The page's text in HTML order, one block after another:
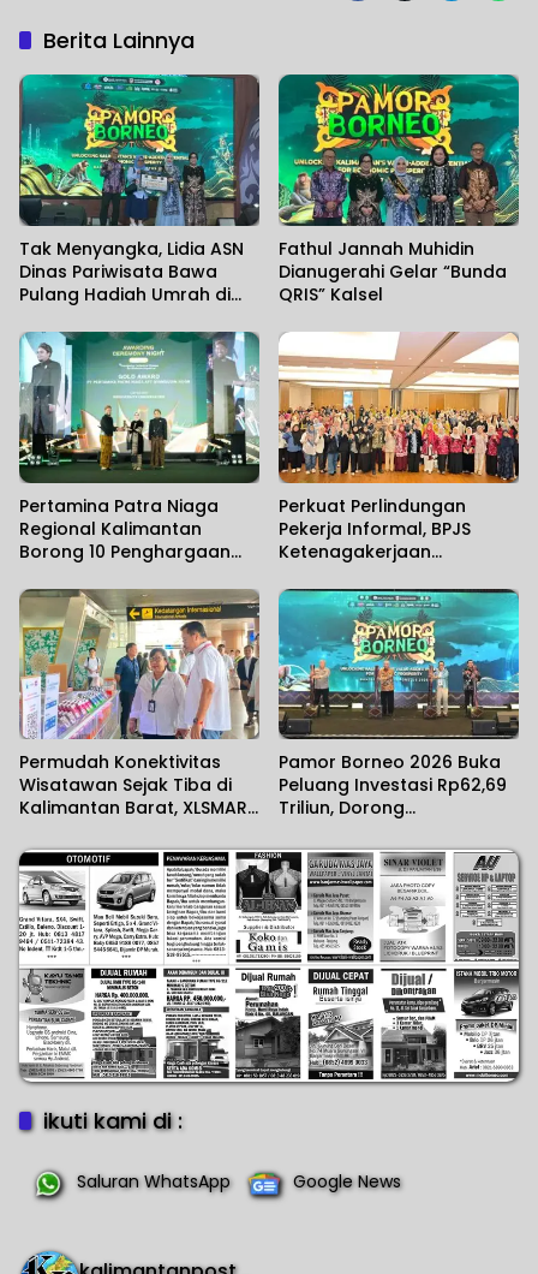
Berita Lainnya
Tak Menyangka, Lidia ASN
Dinas Pariwisata Bawa
Pulang Hadiah Umrah di
2026
Fathul Jannah Muhidin
Dianugerahi Gelar “Bunda
QRIS” Kalsel
Pertamina Patra Niaga
Regional Kalimantan
Borong 10 Penghargaan
Perkuat Perlindungan
Pekerja Informal, BPJS
Ketenagakerjaan
Sosialisasi Bersama
Anggota Komisi IX DPR RI
Permudah Konektivitas
Wisatawan Sejak Tiba di
Kalimantan Barat, XLSMART
SIM Card di Bandara
Supadio
Pamor Borneo 2026 Buka
Peluang Investasi Rp62,69
Triliun, Dorong
Kalimantan
ikuti kami di :
Saluran WhatsApp Google News